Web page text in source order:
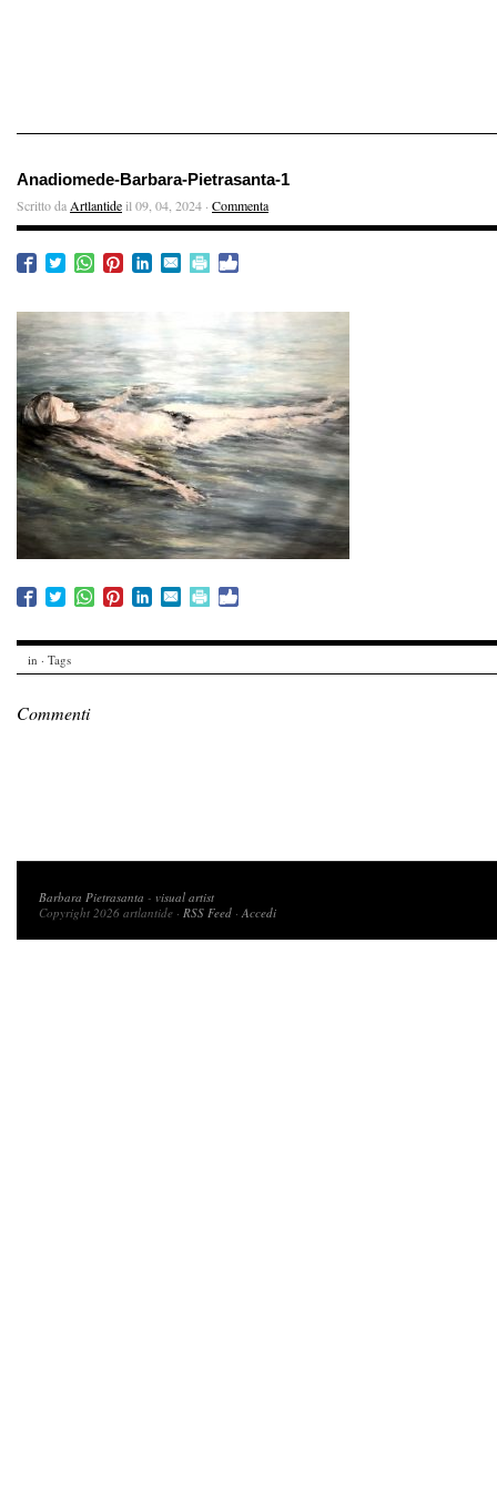
Anadiomede-Barbara-Pietrasanta-1
Scritto da Artlantideil 09, 04, 2024 · Commenta
in · Tags
Commenti
Barbara Pietrasanta - visual artist
Copyright 2026 artlantide · RSS Feed ·Accedi